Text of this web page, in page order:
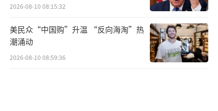
2026-08-10 08:15:32
美民众“中国购”升温 “反向海淘”热
潮涌动
2026-08-10 08:59:36